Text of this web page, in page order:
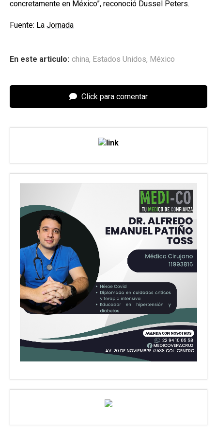
concretamente en México”, reconoció Dussel Peters.
Fuente: La Jornada
En este articulo: china, Estados Unidos, México
Click para comentar